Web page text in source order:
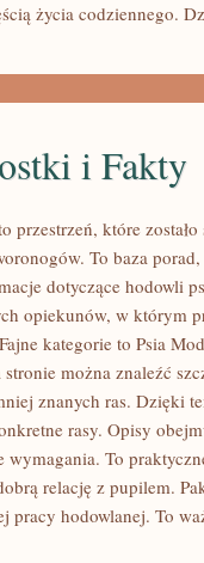
życia codziennego.
i Fakty
przestrzeń, które
To baza
dotyczące hodowli
opiekunów, w którym
kategorie to Psia
można znaleźć
znanych ras. Dzięki
rasy. Opisy
wymagania. To
relację z pupilem.
pracy hodowlanej. To